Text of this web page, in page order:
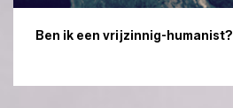
Ben ik een vrijzinnig-humanist?